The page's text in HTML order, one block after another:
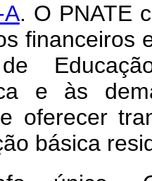
A. O PNATE
financeiros
e às
oferecer
básica